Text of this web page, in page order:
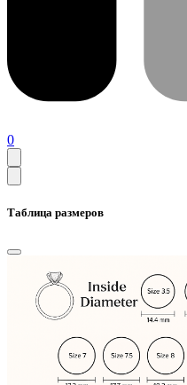
0
Таблица размеров